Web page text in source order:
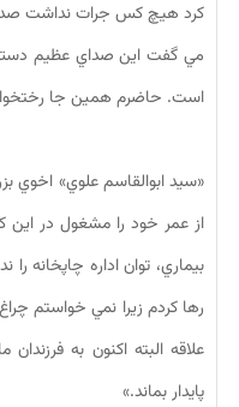
كرد هيچ كس جرات نداشت
مي گفت اين صداي عظيم
است. حاضرم همين جا
بيماري، توان اداره چاپخانه
رها كردم زيرا نمي خواستم
علاقه البته اكنون به
پايدار بماند.»